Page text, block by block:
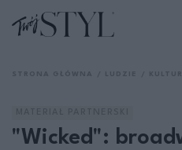
"Wicked":